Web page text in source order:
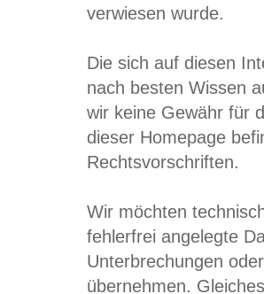
verwiesen wurde.
Die sich auf diesen
nach besten Wissen
wir keine Gewähr für
dieser Homepage
Rechtsvorschriften.
Wir möchten
fehlerfrei angelegte
Unterbrechungen
übernehmen.